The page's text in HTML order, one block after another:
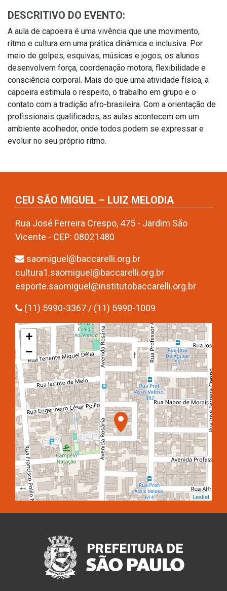
DESCRITIVO DO EVENTO:
A aula de capoeira é uma vivência que une movimento,
ritmo e cultura em uma prática dinâmica e inclusiva. Por
meio de golpes, esquivas, músicas e jogos, os alunos
desenvolvem força, coordenação motora, flexibilidade e
consciência corporal. Mais do que uma atividade física, a
capoeira estimula o respeito, o trabalho em grupo e o
contato com a tradição afro-brasileira. Com a orientação de
profissionais qualificados, as aulas acontecem em um
ambiente acolhedor, onde todos podem se expressar e
evoluir no seu próprio ritmo.
CEU SÃO MIGUEL – LUIZ MELODIA
Rua José Ferreira Crespo, 475 - Jardim São
Vicente - CEP: 08021480
saomiguel@baccarelli.org.br
cultura1.saomiguel@baccarelli.org.br
esporte.saomiguel@institutobaccarelli.org.br
(11) 5990-3367 / (11) 5990-1009
+
−
Leaflet